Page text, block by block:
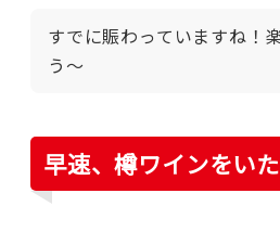
すでに賑わっていますね！
う～
早速、樽ワインをい